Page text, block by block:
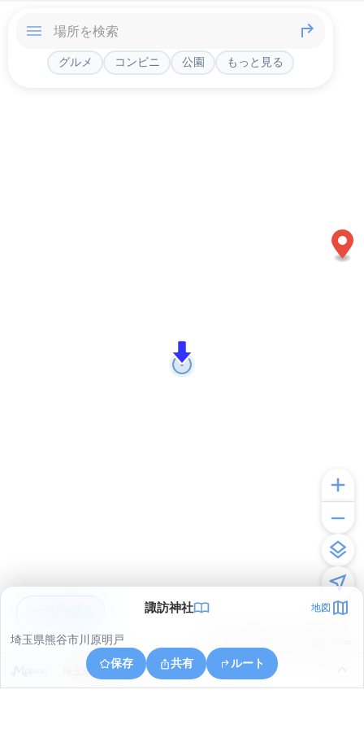
グルメ コンビニ 公園 もっと見る
諏訪神社 地図
埼玉県熊谷市川原明戸
保存
共有 ルート
埼玉県深谷市本田